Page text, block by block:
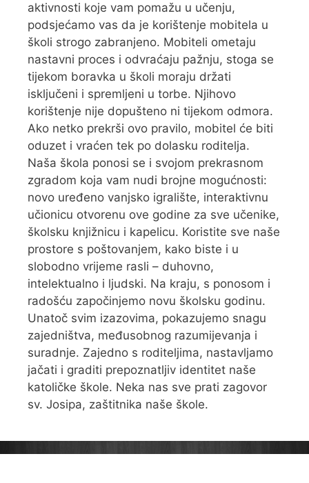
aktivnosti koje vam pomažu u učenju,
podsjećamo vas da je korištenje mobitela u
školi strogo zabranjeno. Mobiteli ometaju
nastavni proces i odvraćaju pažnju, stoga se
tijekom boravka u školi moraju držati
isključeni i spremljeni u torbe. Njihovo
korištenje nije dopušteno ni tijekom odmora.
Ako netko prekrši ovo pravilo, mobitel će biti
oduzet i vraćen tek po dolasku roditelja.
Naša škola ponosi se i svojom prekrasnom
zgradom koja vam nudi brojne mogućnosti:
novo uređeno vanjsko igralište, interaktivnu
učionicu otvorenu ove godine za sve učenike,
školsku knjižnicu i kapelicu. Koristite sve naše
prostore s poštovanjem, kako biste i u
slobodno vrijeme rasli – duhovno,
intelektualno i ljudski. Na kraju, s ponosom i
radošću započinjemo novu školsku godinu.
Unatoč svim izazovima, pokazujemo snagu
zajedništva, međusobnog razumijevanja i
suradnje. Zajedno s roditeljima, nastavljamo
jačati i graditi prepoznatljiv identitet naše
katoličke škole. Neka nas sve prati zagovor
sv. Josipa, zaštitnika naše škole.